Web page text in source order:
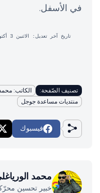
في الأسفل.
تصنيف الصّفحة: الكاتب:
منتديات مساعدة جوجل
فيسبوك
محمد